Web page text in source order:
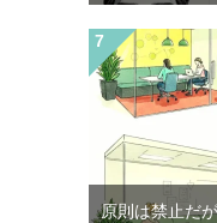
原則は禁止だ